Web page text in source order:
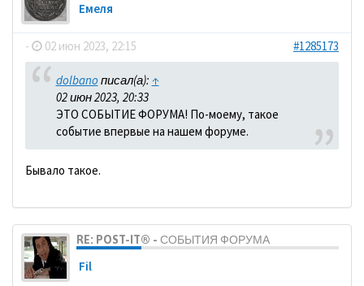
Емеля
- 02 июн 2023, 22:15 #1285173
dolbano писал(а): ↑
02 июн 2023, 20:33
ЭТО СОБЫТИЕ ФОРУМА! По-моему, такое
событие впервые на нашем форуме.
Бывало такое.
RE: POST-IT® - СОБЫТИЯ ФОРУМА
Fil